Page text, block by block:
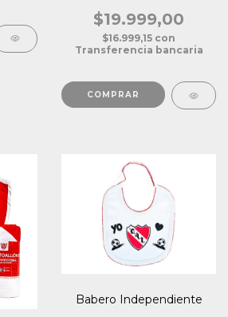
$19.999,00
$16.999,15 con
Transferencia bancaria
Babero Independiente